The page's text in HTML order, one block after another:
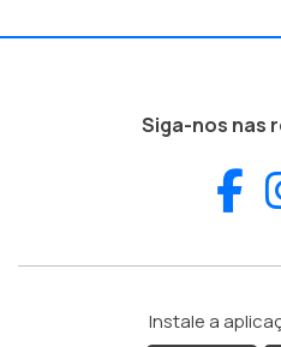
Siga-nos nas
Instale a